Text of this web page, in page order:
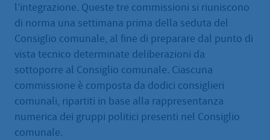
l’integrazione. Queste tre commissioni si riuniscono
di norma una settimana prima della seduta del
Consiglio comunale, al fine di preparare dal punto di
vista tecnico determinate deliberazioni da
sottoporre al Consiglio comunale. Ciascuna
commissione è composta da dodici consiglieri
comunali, ripartiti in base alla rappresentanza
numerica dei gruppi politici presenti nel Consiglio
comunale.